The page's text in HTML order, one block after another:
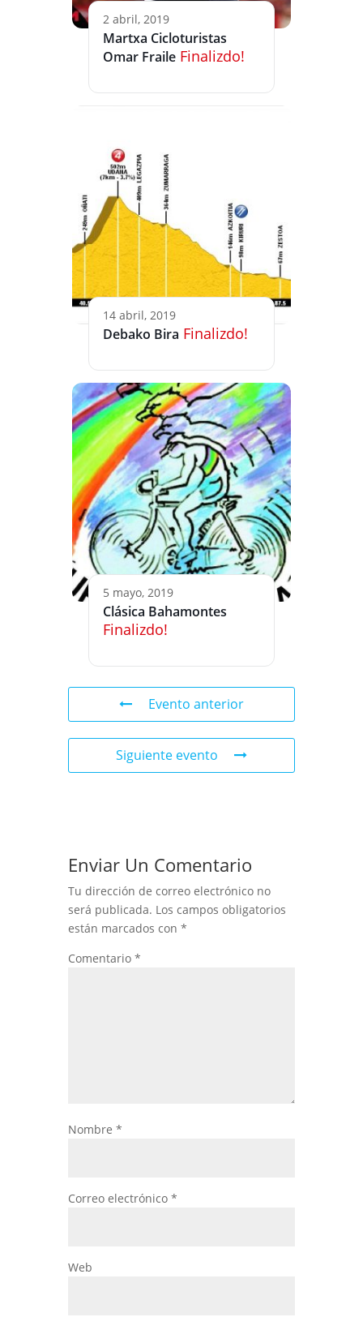
2 abril, 2019
Martxa Cicloturistas
Omar Fraile Finalizdo!
14 abril, 2019
Debako Bira Finalizdo!
5 mayo, 2019
Clásica Bahamontes
Finalizdo!
Evento anterior
Siguiente evento
Enviar Un Comentario
Tu dirección de correo electrónico no
será publicada. Los campos obligatorios
están marcados con *
Comentario *
Nombre *
Correo electrónico *
Web